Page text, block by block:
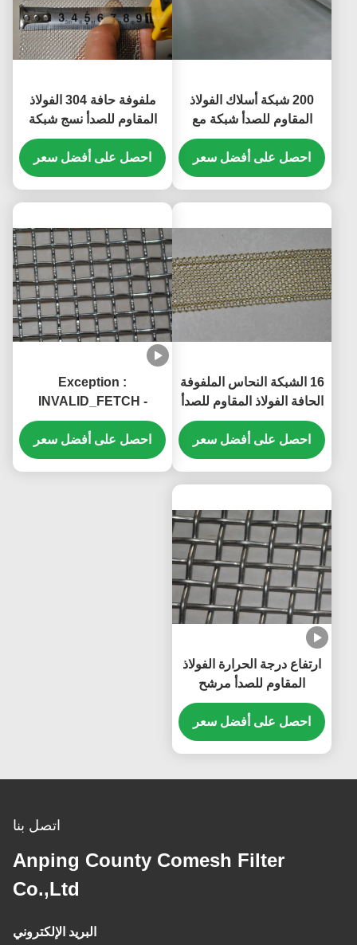
200 شبكة أسلاك الفولاذ
المقاوم للصدأ شبكة مع
استخدام الأسلاك المنسوجة
الصناعة الكيميائية
احصل على أفضل سعر
ملفوفة حافة 304 الفولاذ
المقاوم للصدأ نسج شبكة
سلكية 16 شبكة 90MM
العرض
احصل على أفضل سعر
16 الشبكة النحاس الملفوفة
الحافة الفولاذ المقاوم للصدأ
الشبكة السلكية الشبكة
40mm العرض
احصل على أفضل سعر
Exception :
INVALID_FETCH -
getIP() ERROR
احصل على أفضل سعر
ارتفاع درجة الحرارة الفولاذ
المقاوم للصدأ مرشح
الأسلاك المنسوجة معقوص
شواء الشواء شبكة ملحومة
غربال شاشة مقاومة للماء
احصل على أفضل سعر
اتصل بنا
Anping County Comesh Filter
Co.,Ltd
البريد الإلكتروني